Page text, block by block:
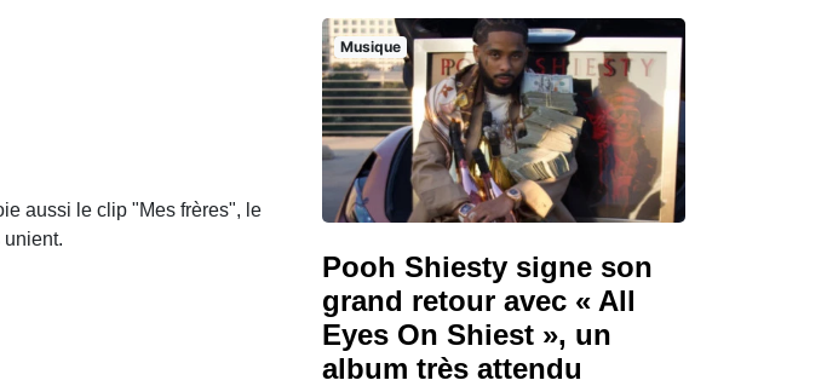
aussi le clip "Mes frères", le
Musique
Pooh Shiesty signe son
grand retour avec « All
Eyes On Shiest », un
album très attendu